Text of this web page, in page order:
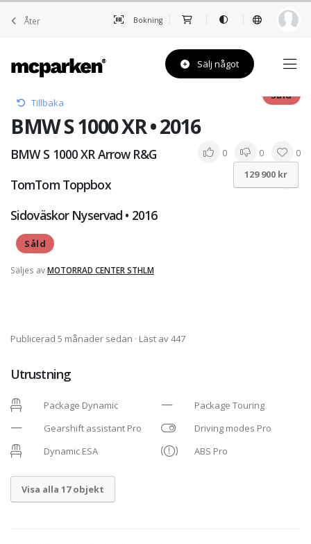
Åter Bokning
Sälj något
Tillbaka
BMW S 1000 XR • 2016
Såld
BMW S 1000 XR Arrow R&G
TomTom Toppbox
Sidoväskor Nyservad • 2016
Såld
0 0 0
Säljes avMOTORRAD CENTER STHLM
129 900 kr
Publicerad 5 månader sedan · Läst av 447
Utrustning
Package Dynamic
Package Touring
Gearshift assistant Pro
Driving modes Pro
Dynamic ESA
ABS Pro
Visa alla 17 objekt